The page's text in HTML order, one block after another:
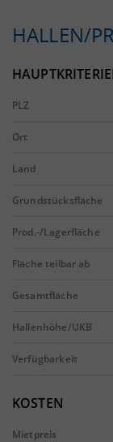
HALLEN/
PLZ
Ort
Land
Grundstücksfläche
Prod.-/Lagerfläche
Fläche teilbar ab
Gesamtfläche
Hallenhöhe/UKB
Verfügbarkeit
KOSTEN
Mietpreis